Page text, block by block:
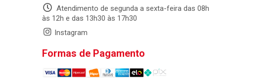
Atendimento de segunda a sexta-feira das 08h
às 12h e das 13h30 às 17h30
Instagram
Formas de Pagamento